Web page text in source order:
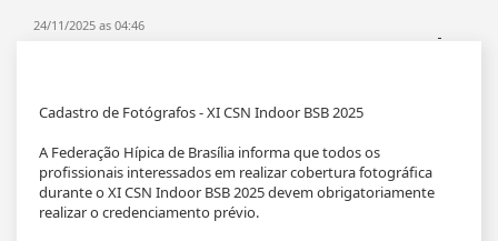
24/11/2025 as 04:46
Cadastro de Fotógrafos - XI CSN Indoor BSB 2025
A Federação Hípica de Brasília informa que todos os
profissionais interessados em realizar cobertura fotográfica
durante o XI CSN Indoor BSB 2025 devem obrigatoriamente
realizar o credenciamento prévio.